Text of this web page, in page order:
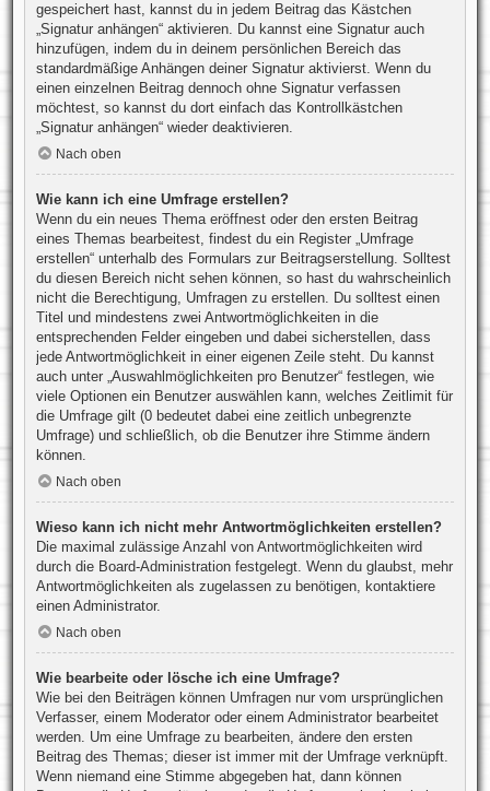
gespeichert hast, kannst du in jedem Beitrag das Kästchen
„Signatur anhängen“ aktivieren. Du kannst eine Signatur auch
hinzufügen, indem du in deinem persönlichen Bereich das
standardmäßige Anhängen deiner Signatur aktivierst. Wenn du
einen einzelnen Beitrag dennoch ohne Signatur verfassen
möchtest, so kannst du dort einfach das Kontrollkästchen
„Signatur anhängen“ wieder deaktivieren.
Nach oben
Wie kann ich eine Umfrage erstellen?
Wenn du ein neues Thema eröffnest oder den ersten Beitrag
eines Themas bearbeitest, findest du ein Register „Umfrage
erstellen“ unterhalb des Formulars zur Beitragserstellung. Solltest
du diesen Bereich nicht sehen können, so hast du wahrscheinlich
nicht die Berechtigung, Umfragen zu erstellen. Du solltest einen
Titel und mindestens zwei Antwortmöglichkeiten in die
entsprechenden Felder eingeben und dabei sicherstellen, dass
jede Antwortmöglichkeit in einer eigenen Zeile steht. Du kannst
auch unter „Auswahlmöglichkeiten pro Benutzer“ festlegen, wie
viele Optionen ein Benutzer auswählen kann, welches Zeitlimit für
die Umfrage gilt (0 bedeutet dabei eine zeitlich unbegrenzte
Umfrage) und schließlich, ob die Benutzer ihre Stimme ändern
können.
Nach oben
Wieso kann ich nicht mehr Antwortmöglichkeiten erstellen?
Die maximal zulässige Anzahl von Antwortmöglichkeiten wird
durch die Board-Administration festgelegt. Wenn du glaubst, mehr
Antwortmöglichkeiten als zugelassen zu benötigen, kontaktiere
einen Administrator.
Nach oben
Wie bearbeite oder lösche ich eine Umfrage?
Wie bei den Beiträgen können Umfragen nur vom ursprünglichen
Verfasser, einem Moderator oder einem Administrator bearbeitet
werden. Um eine Umfrage zu bearbeiten, ändere den ersten
Beitrag des Themas; dieser ist immer mit der Umfrage verknüpft.
Wenn niemand eine Stimme abgegeben hat, dann können